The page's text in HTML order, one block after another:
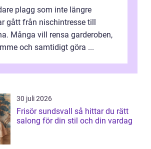
plagg som inte längre
gått från nischintresse till
Många vill rensa garderoben,
och samtidigt göra ...
30 juli 2026
Frisör sundsvall så hittar du rätt
salong för din stil och din vardag